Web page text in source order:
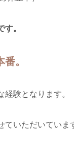
。
。
験となります。
ていただいていま